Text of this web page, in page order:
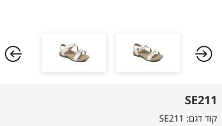
SE211
קוד דגם: SE211